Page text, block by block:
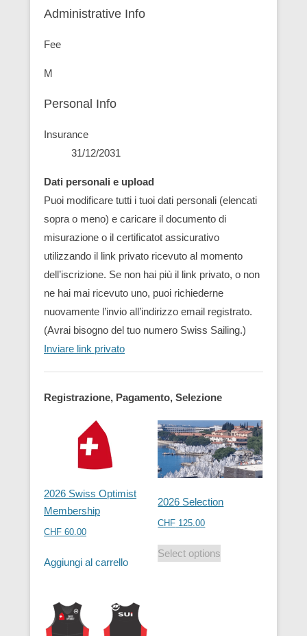
Administrative Info
Fee
M
Personal Info
Insurance
31/12/2031
Dati personali e upload
Puoi modificare tutti i tuoi dati personali (elencati
sopra o meno) e caricare il documento di
misurazione o il certificatot assicurativo
utilizzando il link privato ricevuto al momento
dell’iscrizione. Se non hai più il link privato, o non
ne hai mai ricevuto uno, puoi richiederne
nuovamente l’invio all’indirizzo email registrato.
(Avrai bisogno del tuo numero Swiss Sailing.)
Inviare link privato
Registrazione, Pagamento, Selezione
2026 Swiss Optimist
Membership
CHF 60.00
Aggiungi al carrello
2026 Selection
CHF 125.00
Select options